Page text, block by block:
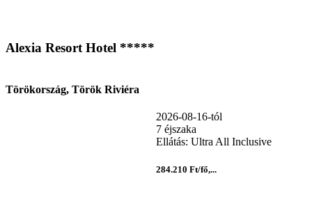
Alexia Resort Hotel *****
Törökország, Török Riviéra
2026-08-16-tól
7 éjszaka
Ellátás: Ultra All Inclusive
284.210 Ft/fő,...